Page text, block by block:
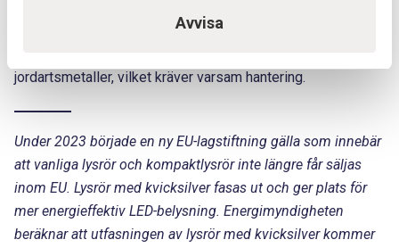
Avvisa
och bestämmelser. Lysrör och lågenergilampor innehåller
jordartsmetaller, vilket kräver varsam hantering.
Under 2023 började en ny EU-lagstiftning gälla som innebär
att vanliga lysrör och kompaktlysrör inte längre får säljas
inom EU. Lysrör med kvicksilver fasas ut och ger plats för
mer energieffektiv LED-belysning. Energimyndigheten
beräknar att utfasningen av lysrör med kvicksilver kommer